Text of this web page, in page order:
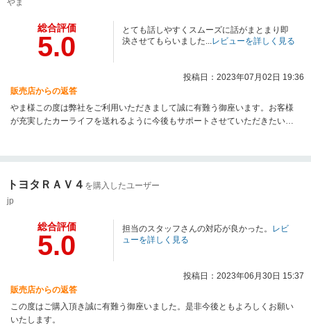
やま
総合評価
5.0
とても話しやすくスムーズに話がまとまり即
決させてもらいました...レビューを詳しく見る
投稿日：2023年07月02日 19:36
販売店からの返答
やま様この度は弊社をご利用いただきまして誠に有難う御座います。お客様
が充実したカーライフを送れるように今後もサポートさせていただきたいと
トヨタＲＡＶ４ を購入したユーザー
jp
総合評価
5.0
担当のスタッフさんの対応が良かった。 レビ
ューを詳しく見る
投稿日：2023年06月30日 15:37
販売店からの返答
この度はご購入頂き誠に有難う御座いました。是非今後ともよろしくお願い
いたします。